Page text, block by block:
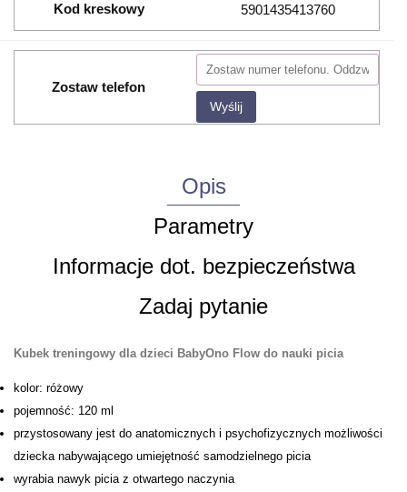
Kod kreskowy 5901435413760
Zostaw telefon
Wyślij
Opis
Parametry
Informacje dot. bezpieczeństwa
Zadaj pytanie
Kubek treningowy dla dzieci BabyOno Flow do nauki picia
kolor: różowy
pojemność: 120 ml
przystosowany jest do anatomicznych i psychofizycznych możliwości
dziecka nabywającego umiejętność samodzielnego picia
wyrabia nawyk picia z otwartego naczynia